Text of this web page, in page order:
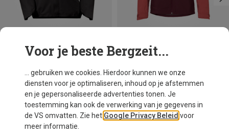
Maten
Dames Y LightLine Air 3L Shell Jas
€ 288,20
XS M L
Vaude
Dames Moab Rain II jas
€ 189,95
XS S M
Voor je beste Bergzeit...
... gebruiken we cookies. Hierdoor kunnen we onze
diensten voor je optimaliseren, inhoud op je afstemmen
en je gepersonaliseerde advertenties tonen. Je
toestemming kan ook de verwerking van je gegevens in
de VS omvatten. Zie het Google Privacy Beleid voor
meer informatie.